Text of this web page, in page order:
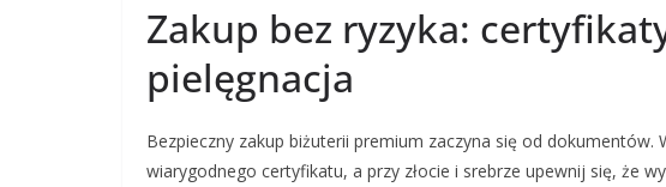
Zakup bez ryzyka:
pielęgnacja
Bezpieczny zakup biżuterii premium zaczyna się od dokumentów.
wiarygodnego certyfikatu, a przy złocie i srebrze upewnij się, że